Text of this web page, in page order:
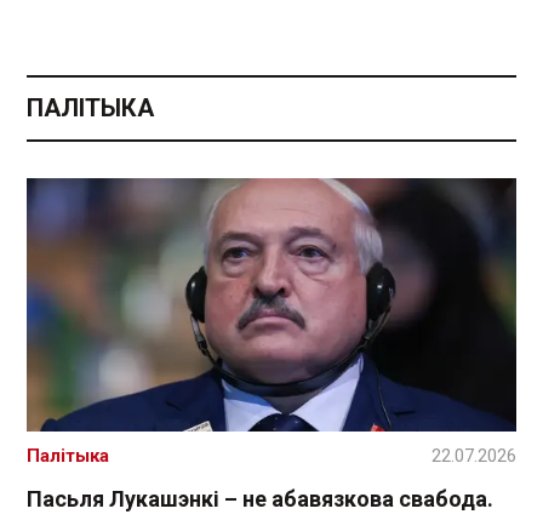
ПАЛІТЫКА
Пасьля Лукашэнкі – не абавязкова свабода.
Палітыка 22.07.2026